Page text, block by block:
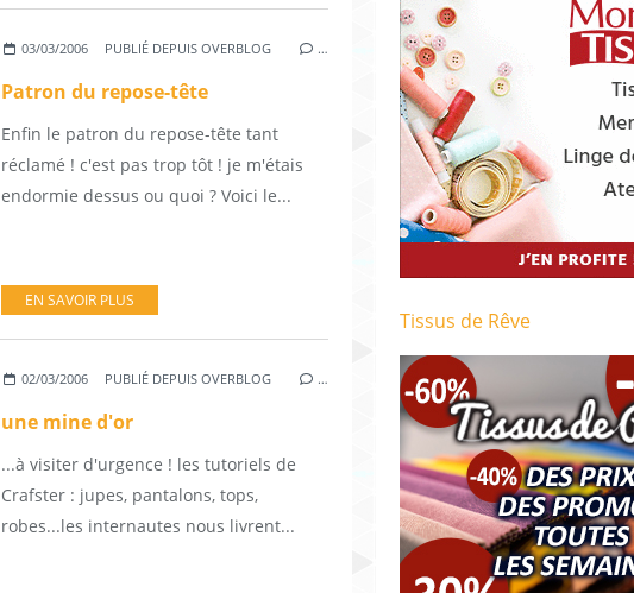
03/03/2006 PUBLIÉ DEPUIS OVERBLOG …
Patron du repose-tête
Enfin le patron du repose-tête tant
réclamé ! c'est pas trop tôt ! je m'étais
endormie dessus ou quoi ? Voici le...
EN SAVOIR PLUS
02/03/2006 PUBLIÉ DEPUIS OVERBLOG …
une mine d'or
...à visiter d'urgence ! les tutoriels de
Crafster : jupes, pantalons, tops,
robes...les internautes nous livrent...
Tissus de Rêve